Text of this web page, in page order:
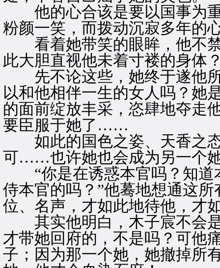
他的心合该是要以国事为重
粉颜一笑，而拨动沉寂多年的
看着她带笑的眼眸，他不禁
此大胆直视他未着寸褛的身体
先不论这些，她终于遂他所
以和他相伴一生的女人吗？她
的面前绽放丰采，恣肆地夺
要臣服于她了……
如此的国色之姿、天香之态
可……也许她也会成为另一
“你是在诱惑本官吗？知道
侍本官的吗？”他蓦地想通这
位、名声，才如此地待他，才
其实他明白，木子宸不会是
才带她回府的，不是吗？可他
子；因为那一个她，她撤掉所